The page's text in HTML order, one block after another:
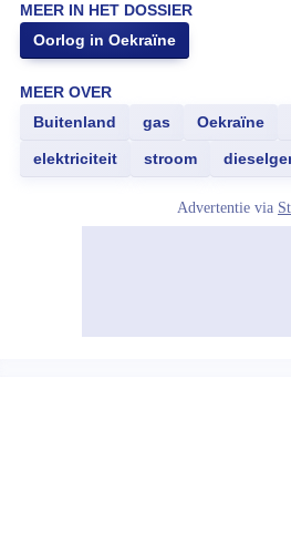
MEER IN HET DOSSIER
Oorlog in Oekraïne
MEER OVER
Buitenland
gas Oekraïne
elektriciteit stroom
Advertentie via